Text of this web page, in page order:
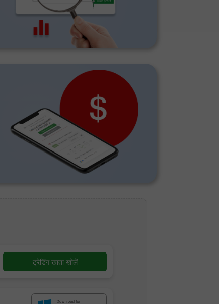
ट्रेडिंग खाता खोलें